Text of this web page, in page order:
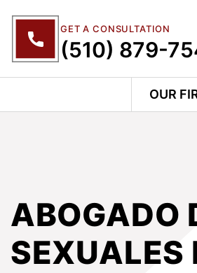
GET A CONSULTATION
(510) 879-
OUR
ABOGADO
SEXUALES